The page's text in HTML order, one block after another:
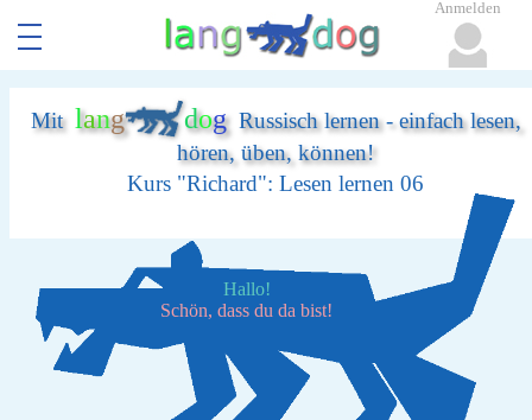
Mit lang dogRussisch lernen - einfach lesen,
hören, üben, können!
Kurs "Richard": Lesen lernen 06
Hallo!
Schön, dass du da bist!
Anmelden